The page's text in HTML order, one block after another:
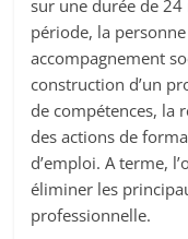
sur une durée de
période, la
accompagnement
construction d’un
de compétences, la
des actions de
d’emploi. A terme,
éliminer les
professionnelle.